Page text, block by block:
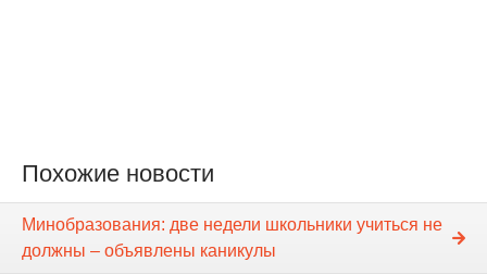
Похожие новости
Минобразования: две недели школьники учиться не
должны – объявлены каникулы